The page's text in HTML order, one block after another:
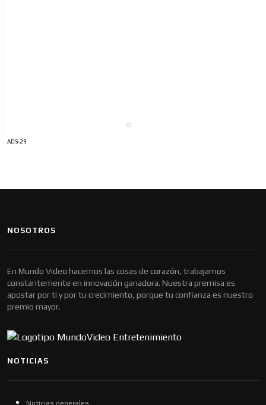
ADS-29
NOSOTROS
En Mundo Video hacemos las cosas de corazón, trabajamos
constantemente en innovación ganadora. Nuestra premisa es
apostar por ti y por tu crecimiento, porque tu confianza es nuestro
premio mayor.
NOTICIAS